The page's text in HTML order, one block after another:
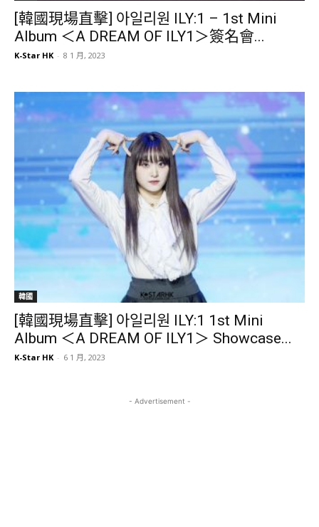
[韓國現場直擊] 아일리원 ILY:1 – 1st Mini
Album ＜A DREAM OF ILY1＞簽名會...
K-Star HK - 8 1 月, 2023
韓國
[韓國現場直擊] 아일리원 ILY:1 1st Mini
Album ＜A DREAM OF ILY1＞ Showcase...
K-Star HK - 6 1 月, 2023
- Advertisement -